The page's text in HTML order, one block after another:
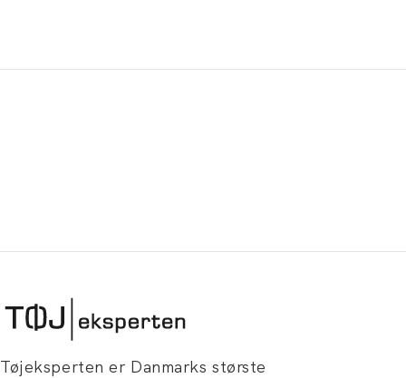
Tøjeksperten er Danmarks største